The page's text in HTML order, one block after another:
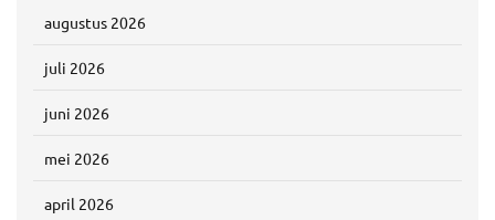
augustus 2026
juli 2026
juni 2026
mei 2026
april 2026